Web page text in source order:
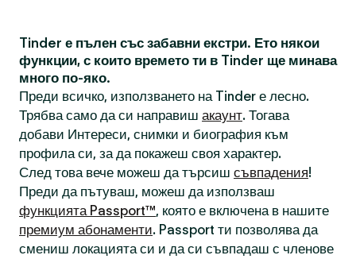
Tinder е пълен със забавни екстри. Ето някои
функции, с които времето ти в Tinder ще минава
много по-яко.
Преди всичко, използването на Tinder е лесно.
Трябва само да си направиш акаунт. Тогава
добави Интереси, снимки и биография към
профила си, за да покажеш своя характер.
След това вече можеш да търсиш съвпадения!
Преди да пътуваш, можеш да използваш
функцията Passport™, която е включена в нашите
премиум абонаменти. Passport ти позволява да
смениш локацията си и да си съвпадаш с членове